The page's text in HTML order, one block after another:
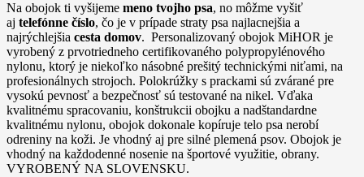
Na obojok ti vyšijeme meno tvojho psa, no môžme vyšiť
aj telefónne číslo, čo je v prípade straty psa najlacnejšia a
najrýchlejšia cesta domov. Personalizovaný obojok MiHOR je
vyrobený z prvotriedneho certifikovaného polypropylénového
nylonu, ktorý je niekoľko násobné prešitý technickými niťami, na
profesionálnych strojoch. Polokrúžky s prackami sú zvárané pre
vysokú pevnosť a bezpečnosť sú testované na nikel. Vďaka
kvalitnému spracovaniu, konštrukcii obojku a nadštandardne
kvalitnému nylonu, obojok dokonale kopíruje telo psa nerobí
odreniny na koži. Je vhodný aj pre silné plemená psov. Obojok je
vhodný na každodenné nosenie na športové využitie, obrany.
VYROBENÝ NA SLOVENSKU.